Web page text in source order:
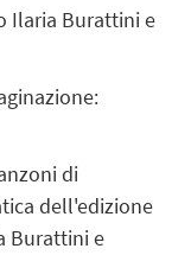
Ilaria Burattini e
di
dell'edizione
Burattini e